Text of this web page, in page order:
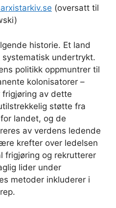
(oversatt til
historie. Et land
undertrykt.
politikk oppmuntrer til
kolonisatorer –
av dette
støtte fra
landet, og de
av verdens ledende
krefter over ledelsen
frigjøring og rekrutterer
lider under
metoder inkluderer i